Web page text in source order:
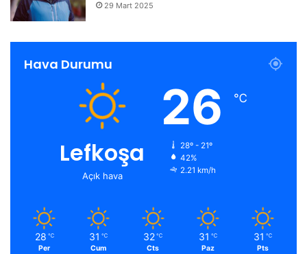
29 Mart 2025
Hava Durumu
Lefkoşa
Açık hava
26 ℃
28º - 21º
42%
2.21 km/h
28 ℃
Per
31 ℃
Cum
32 ℃
Cts
31 ℃
Paz
31 ℃
Pts